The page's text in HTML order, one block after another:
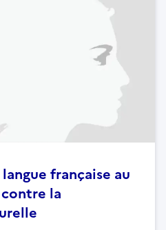
française au
la